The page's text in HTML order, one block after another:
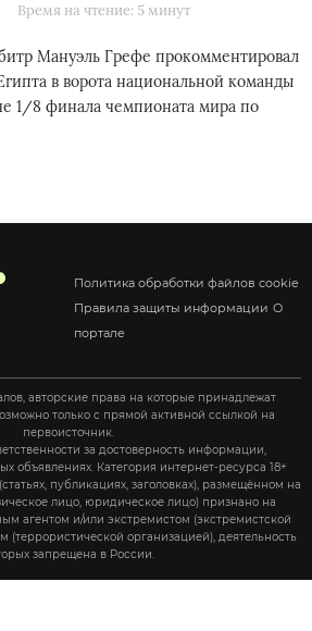
Время на чтение: 5 минут
Мануэль Грефе прокомментировал
в ворота национальной команды
1/8 финала чемпионата мира по
Политика обработки файлов cookie
Правила защиты информации О
портале
авторские права на которые принадлежат
только с прямой активной ссылкой на
первоисточник.
за достоверность информации,
объявлениях. Категория интернет-ресурса 18+
публикациях, заголовках), размещённом на
лицо, юридическое лицо) признано на
агентом и/или экстремистом (экстремистской
(террористической организацией), деятельность
запрещена в России.